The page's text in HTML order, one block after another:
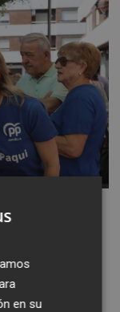
que
de
en su